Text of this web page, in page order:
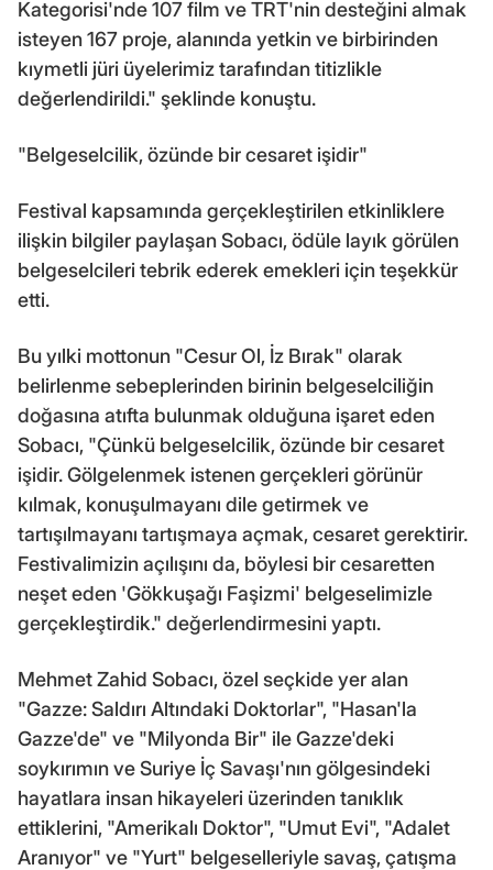
Kategorisi'nde 107 film ve TRT'nin desteğini almak
isteyen 167 proje, alanında yetkin ve birbirinden
kıymetli jüri üyelerimiz tarafından titizlikle
değerlendirildi." şeklinde konuştu.
"Belgeselcilik, özünde bir cesaret işidir"
Festival kapsamında gerçekleştirilen etkinliklere
ilişkin bilgiler paylaşan Sobacı, ödüle layık görülen
belgeselcileri tebrik ederek emekleri için teşekkür
etti.
Bu yılki mottonun "Cesur Ol, İz Bırak" olarak
belirlenme sebeplerinden birinin belgeselciliğin
doğasına atıfta bulunmak olduğuna işaret eden
Sobacı, "Çünkü belgeselcilik, özünde bir cesaret
işidir. Gölgelenmek istenen gerçekleri görünür
kılmak, konuşulmayanı dile getirmek ve
tartışılmayanı tartışmaya açmak, cesaret gerektirir.
Festivalimizin açılışını da, böylesi bir cesaretten
neşet eden 'Gökkuşağı Faşizmi' belgeselimizle
gerçekleştirdik." değerlendirmesini yaptı.
Mehmet Zahid Sobacı, özel seçkide yer alan
"Gazze: Saldırı Altındaki Doktorlar", "Hasan'la
Gazze'de" ve "Milyonda Bir" ile Gazze'deki
soykırımın ve Suriye İç Savaşı'nın gölgesindeki
hayatlara insan hikayeleri üzerinden tanıklık
ettiklerini, "Amerikalı Doktor", "Umut Evi", "Adalet
Aranıyor" ve "Yurt" belgeselleriyle savaş, çatışma